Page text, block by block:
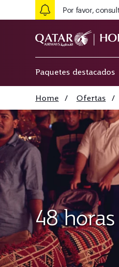
Por favor,
Paquetes destacados
Home / Ofertas /
48